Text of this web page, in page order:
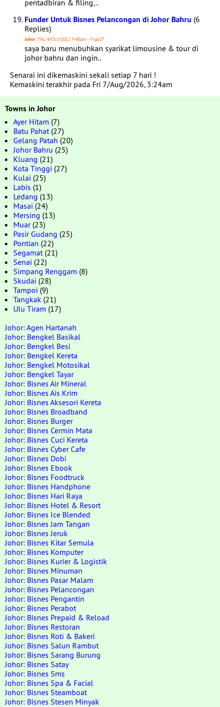
pentadbiran & filing,..
Funder Untuk Bisnes Pelancongan di Johor Bahru (6
Replies)
Johor, Thu 4/Oct/2012 9:48am - Figo17
saya baru menubuhkan syarikat limousine & tour di
johor bahru dan ingin..
Senarai ini dikemaskini sekali setiap 7 hari !
Kemaskini terakhir pada Fri 7/Aug/2026, 3:24am
Towns in Johor
Ayer Hitam (7)
Batu Pahat(27)
Gelang Patah (20)
Johor Bahru (25)
Kluang (21)
Kota Tinggi (27)
Kulai (25)
Labis (1)
Ledang (13)
Masai (24)
Mersing (13)
Muar(23)
Pasir Gudang (25)
Pontian (22)
Segamat(21)
Senai (22)
Simpang Renggam (8)
Skudai (28)
Tampoi (9)
Tangkak (21)
Ulu Tiram (17)
Johor: Agen Hartanah
Johor: Bengkel Basikal
Johor: Bengkel Besi
Johor: Bengkel Kereta
Johor: Bengkel Motosikal
Johor: Bengkel Tayar
Johor: Bisnes Air Mineral
Johor: Bisnes Ais Krim
Johor: Bisnes Aksesori Kereta
Johor: Bisnes Broadband
Johor: Bisnes Burger
Johor: Bisnes Cermin Mata
Johor: Bisnes Cuci Kereta
Johor: Bisnes Cyber Cafe
Johor: Bisnes Dobi
Johor: Bisnes Ebook
Johor: Bisnes Foodtruck
Johor: Bisnes Handphone
Johor: Bisnes Hari Raya
Johor: Bisnes Hotel & Resort
Johor: Bisnes Ice Blended
Johor: Bisnes Jam Tangan
Johor: Bisnes Jeruk
Johor: Bisnes Kitar Semula
Johor: Bisnes Komputer
Johor: Bisnes Kurier & Logistik
Johor: Bisnes Minuman
Johor: Bisnes Pasar Malam
Johor: Bisnes Pelancongan
Johor: Bisnes Pengantin
Johor: Bisnes Perabot
Johor: Bisnes Prepaid & Reload
Johor: Bisnes Restoran
Johor: Bisnes Roti & Bakeri
Johor: Bisnes Salun Rambut
Johor: Bisnes Sarang Burung
Johor: Bisnes Satay
Johor: Bisnes Sms
Johor: Bisnes Spa & Facial
Johor: Bisnes Steamboat
Johor: Bisnes Stesen Minyak